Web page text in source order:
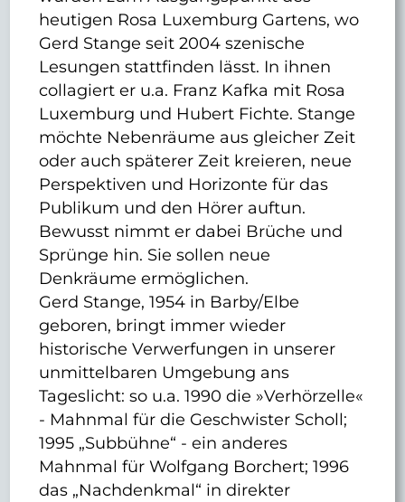
heutigen Rosa Luxemburg Gartens, wo
Gerd Stange seit 2004 szenische
Lesungen stattfinden lässt. In ihnen
collagiert er u.a. Franz Kafka mit Rosa
Luxemburg und Hubert Fichte. Stange
möchte Nebenräume aus gleicher Zeit
oder auch späterer Zeit kreieren, neue
Perspektiven und Horizonte für das
Publikum und den Hörer auftun.
Bewusst nimmt er dabei Brüche und
Sprünge hin. Sie sollen neue
Denkräume ermöglichen.
Gerd Stange, 1954 in Barby/Elbe
geboren, bringt immer wieder
historische Verwerfungen in unserer
unmittelbaren Umgebung ans
Tageslicht: so u.a. 1990 die »Verhörzelle«
- Mahnmal für die Geschwister Scholl;
1995 „Subbühne“ - ein anderes
Mahnmal für Wolfgang Borchert; 1996
das „Nachdenkmal“ in direkter